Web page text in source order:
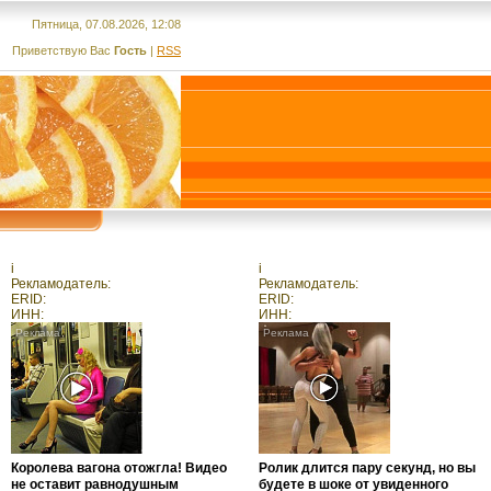
Пятница, 07.08.2026, 12:08
Приветствую Вас Гость | RSS
i
Рекламодатель:
ERID:
ИНН:
Королева вагона отожгла! Видео
не оставит равнодушным
i
Рекламодатель:
ERID:
ИНН:
Ролик длится пару секунд, но вы
будете в шоке от увиденного